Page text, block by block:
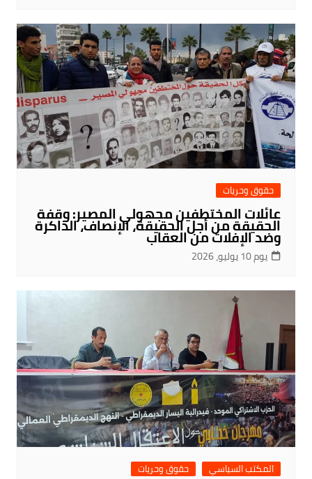
حقوق وحريات
عائلات المختطفين مجهولي المصير: وقفة
الحقيقة من أجل الحقيقة، الإنصاف، الذاكرة
وضد الإفلات من العقاب
يوم 10 يوليو، 2026
المكتب السياسي حقوق وحريات